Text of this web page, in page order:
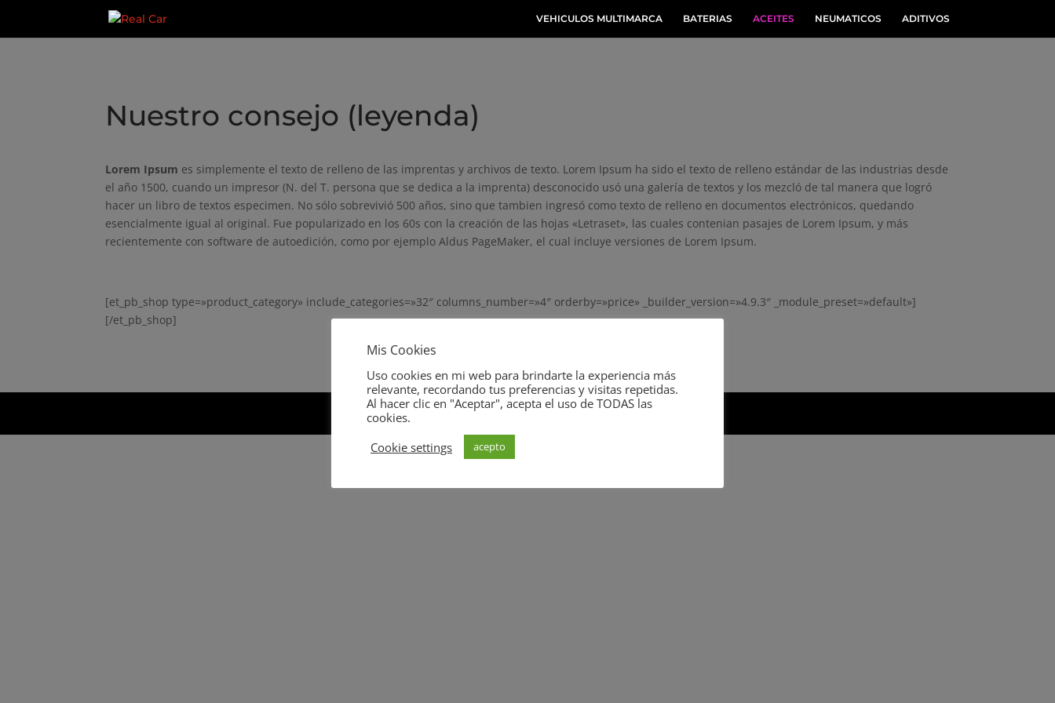
VEHICULOS MULTIMARCA BATERIAS ACEITES NEUMATICOS ADITIVOS
Nuestro consejo (leyenda)
Lorem Ipsum es simplemente el texto de relleno de las imprentas y archivos de texto. Lorem Ipsum ha sido el texto de relleno estándar de las industrias desde
el año 1500, cuando un impresor (N. del T. persona que se dedica a la imprenta) desconocido usó una galería de textos y los mezcló de tal manera que logró
hacer un libro de textos especimen. No sólo sobrevivió 500 años, sino que tambien ingresó como texto de relleno en documentos electrónicos, quedando
esencialmente igual al original. Fue popularizado en los 60s con la creación de las hojas «Letraset», las cuales contenian pasajes de Lorem Ipsum, y más
recientemente con software de autoedición, como por ejemplo Aldus PageMaker, el cual incluye versiones de Lorem Ipsum.
[et_pb_shop type=»product_category» include_categories=»32″ columns_number=»4″ orderby=»price» _builder_version=»4.9.3″ _module_preset=»default»]
[/et_pb_shop]
Diseño y Desarrollo APPCOMUNICACION.NET
Mis Cookies
Uso cookies en mi web para brindarte la experiencia más
relevante, recordando tus preferencias y visitas repetidas.
Al hacer clic en "Aceptar", acepta el uso de TODAS las
cookies.
Cookie settings
acepto